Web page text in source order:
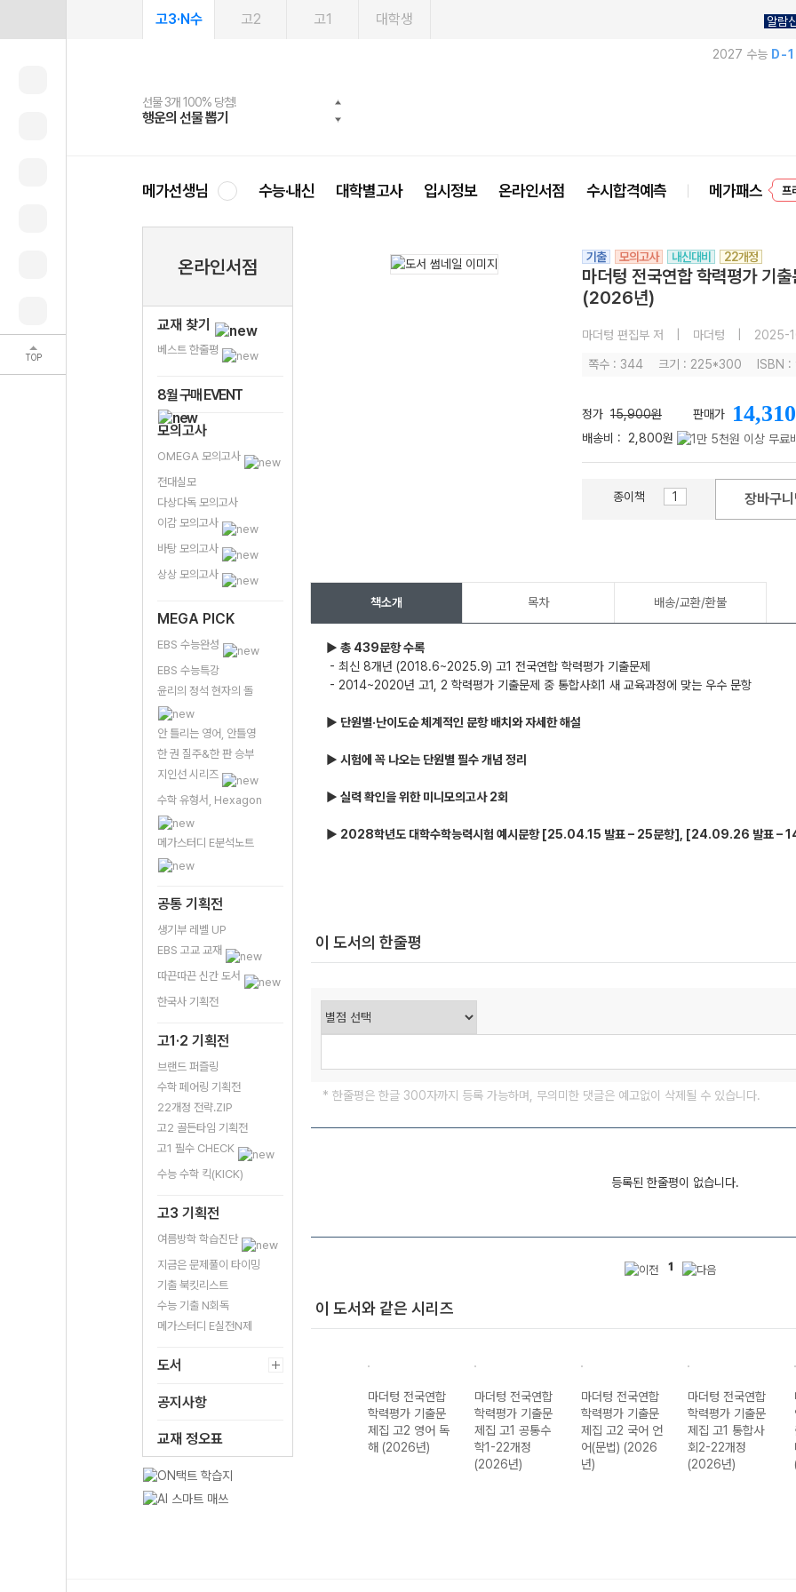
TOP
고3·N수 고2 고1 대학생 알람
2027 수능 D-
선물 3개 100% 당첨!
행운의 선물 뽑기
선물 100% 증정!
메가스터디 X 올리브
여름방학 스터디 캐시백
메가런 썸머스쿨
2027 러셀 단과
강사 공개선발
스마트러닝앱
설문 EVENT
메가패스
3일 무료 체험권
메가패스 수강생 무료혜택!
메가클럽 멤버십
사회공헌 캠페인
희망이룸 메가나눔
메가선생님 수능·내신 대학별고사 입시정보 온라인서점 수시합격예측 메가패스
프
온라인서점
교재 찾기
베스트 한줄평
8월 구매 EVENT
모의고사
OMEGA 모의고사
전대실모
다상다독 모의고사
이감 모의고사
바탕 모의고사
상상 모의고사
MEGA PICK
EBS 수능완성
EBS 수능특강
윤리의 정석 현자의 돌
안 틀리는 영어, 안틀영
한 권 질주&한 판 승부
지인선 시리즈
수학 유형서, Hexagon
메가스터디 E분석노트
공통 기획전
생기부 레벨 UP
EBS 고교 교재
따끈따끈 신간 도서
한국사 기획전
고1·2 기획전
브랜드 퍼즐링
수학 페어링 기획전
22개정 전략.ZIP
고2 골든타임 기획전
고1 필수 CHECK
수능 수학 킥(KICK)
고3 기획전
여름방학 학습진단
지금은 문제풀이 타이밍
기출 북킷리스트
수능 기출 N회독
메가스터디 E실전N제
도서
공지사항
교재 정오표
기출 모의고사 내신대비 22개정
마더텅 전국연합 학력평가 기
(2026년)
마더텅 편집부 저 마더텅 2025-
쪽수 : 344 크기 : 225*300 ISBN
정가 15,900원 판매가 14,310
배송비 : 2,800원
종이책 장바구니
책소개 목차 배송/교환/환불
▶ 총 439문항 수록
- 최신 8개년 (2018.6~2025.9) 고1 전국연합 학력평가 기출문제
- 2014~2020년 고1, 2 학력평가 기출문제 중 통합사회1 새 교육과정에 맞는 우수 문항
▶ 단원별·난이도순 체계적인 문항 배치와 자세한 해설
▶ 시험에 꼭 나오는 단원별 필수 개념 정리
▶ 실력 확인을 위한 미니모의고사 2회
▶ 2028학년도 대학수학능력시험 예시문항 [25.04.15 발표 – 25문항], [24.09.26 발표 –
이 도서의 한줄평
* 한줄평은 한글 300자까지 등록 가능하며, 무의미한 댓글은 예고없이 삭제될 수 있습니다.
등록된 한줄평이 없습니다.
1
이 도서와 같은 시리즈
마더텅 전국연합
학력평가 기출 모
의고사 3개년 13
회 고2 국어 영역
마더텅 전국연합
학력평가 기출문
제집 고2 영어 독
해 (2026년)
마더텅 전국연합
학력평가 기출문
제집 고1 공통수
학1-22개정
(2026년)
마더텅 전국연합
학력평가 기출문
제집 고2 국어 언
어(문법) (2026
년)
마더텅 전국연합
학력평가 기출문
제집 고1 통합사
회2-22개정
(2026년)